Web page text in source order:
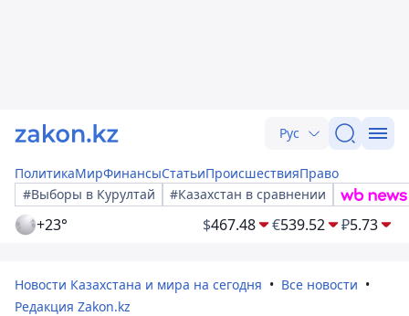
Рус
ПолитикаМирФинансыСтатьиПроисшествияПраво
#Выборы в Курултай
#Казахстан в сравнении
+23° $467.48 €539.52 ₽5.73
Новости Казахстана и мира на сегодня
Все новости
Редакция Zakon.kz